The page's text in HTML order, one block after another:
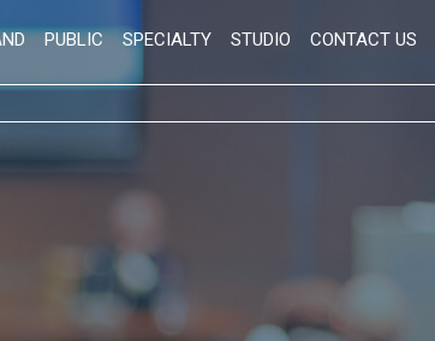
PUBLIC SPECIALTY STUDIO CONTACT US